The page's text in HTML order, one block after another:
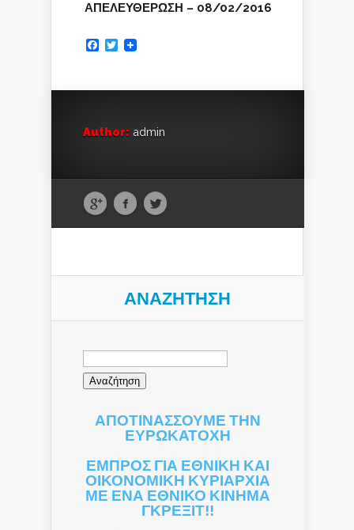
ΑΠΕΛΕΥΘΕΡΩΣΗ – 08/02/2016
Facebook
Twitter
Author: admin
ΑΝΑΖΉΤΗΣΗ
Αναζήτηση
ΑΠΟΤΙΝΑΣΣΟΥΜΕ ΤΗΝ
ΕΥΡΩΚΑΤΟΧΗ
ΕΜΠΡΟΣ ΓΙΑ ΕΘΝΙΚΗ ΚΑΙ
ΟΙΚΟΝΟΜΙΚΗ ΚΥΡΙΑΡΧΙΑ
ΜΕ ΕΝΑ ΕΘΝΙΚΟ ΚΙΝΗΜΑ
ΓΚΡΕΞΙΤ!!